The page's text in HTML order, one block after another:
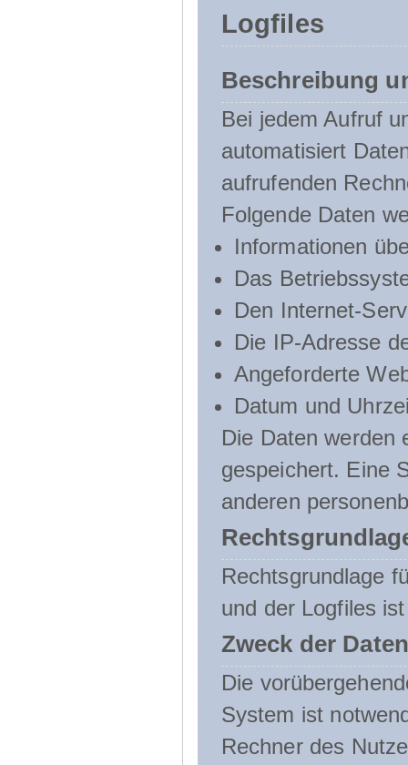
Logfiles
Beschreibung
Bei jedem Aufruf
automatisiert
aufrufenden
Folgende Daten
Informationen
Das
Den Internet-
Die IP-Adresse
Angeforderte
Datum und
Die Daten werden
gespeichert. Eine
anderen
Rechtsgrundlage
und der Logfiles
Zweck der
Die
System ist
Rechner des